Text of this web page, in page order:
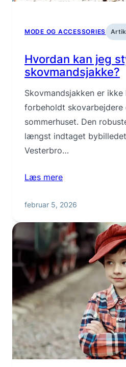
MODE OG ACCESSORIES
Hvordan kan jeg
skovmandsjakke?
Skovmandsjakken er
forbeholdt skovarbejdere
sommerhuset. Den
længst indtaget
Vesterbro…
Læs mere
februar 5, 2026